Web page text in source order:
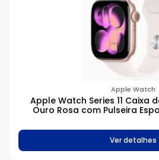
Apple Watch
Apple Watch Series 11 Caixa
Ouro Rosa com Pulseira
Ver detalhes